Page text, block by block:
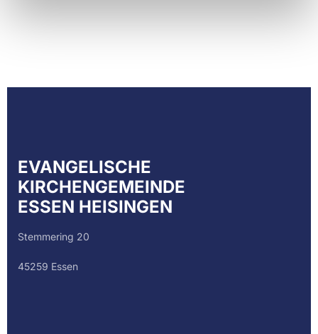
EVANGELISCHE
KIRCHENGEMEINDE
ESSEN HEISINGEN
Stemmering 20
45259 Essen